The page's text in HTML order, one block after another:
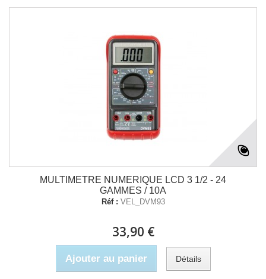
MULTIMETRE NUMERIQUE LCD 3 1/2 - 24
GAMMES / 10A
Réf : VEL_DVM93
33,90 €
Ajouter au panier Détails